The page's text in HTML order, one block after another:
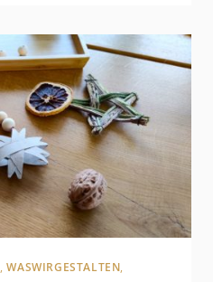
,WASWIRGESTALTEN,